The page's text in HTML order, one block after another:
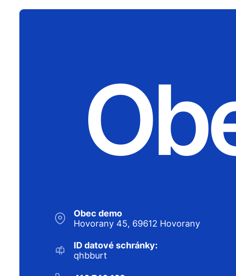
Obec demo
Hovorany 45, 69612 Hovorany
ID datové schránky:
qhbburt